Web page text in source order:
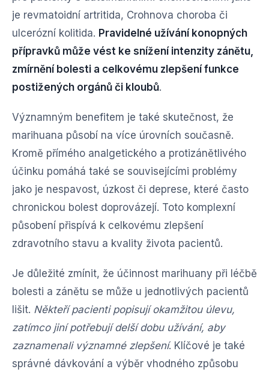
je revmatoidní artritida, Crohnova choroba či
ulcerózní kolitida. Pravidelné užívání konopných
přípravků může vést ke snížení intenzity zánětu,
zmírnění bolesti a celkovému zlepšení funkce
postižených orgánů či kloubů.
Významným benefitem je také skutečnost, že
marihuana působí na více úrovních současně.
Kromě přímého analgetického a protizánětlivého
účinku pomáhá také se souvisejícími problémy
jako je nespavost, úzkost či deprese, které často
chronickou bolest doprovázejí. Toto komplexní
působení přispívá k celkovému zlepšení
zdravotního stavu a kvality života pacientů.
Je důležité zmínit, že účinnost marihuany při léčbě
bolesti a zánětu se může u jednotlivých pacientů
lišit. Někteří pacienti popisují okamžitou úlevu,
zatímco jiní potřebují delší dobu užívání, aby
zaznamenali významné zlepšení. Klíčové je také
správné dávkování a výběr vhodného způsobu